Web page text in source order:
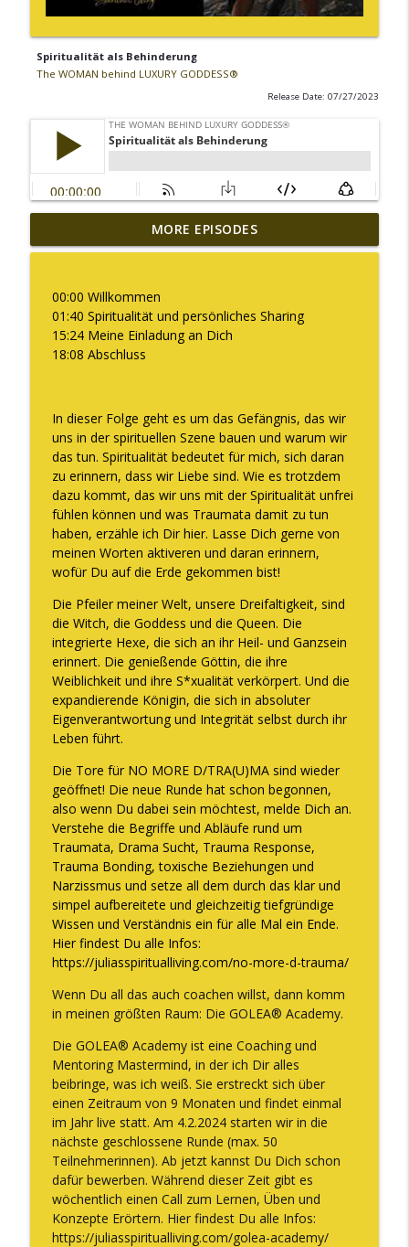
Spiritualität als Behinderung
The WOMAN behind LUXURY GODDESS®
Release Date: 07/27/2023
Warum ich diesen Podcast pausiere
The WOMAN behind LUXURY GODDESS® info_outline
Was es bedeutet "Deine Kapazität zu
erweitern"
The WOMAN behind LUXURY GODDESS®
DAS verändert sich, wenn Du Deine
Weiblichkeit endlich WIRKLICH lebst
The WOMAN behind LUXURY GODDESS®
Wie Frau Sein für Dich purer Reichtum
ist
The WOMAN behind LUXURY GODDESS®
Du brauchst mehr männliche Energie
The WOMAN behind LUXURY GODDESS®
Der Nr. 1 Grund, warum Du Dich wertlos
fühlst und wie Du das ab sofort ändern
kannst
The WOMAN behind LUXURY GODDESS®
info_outline
DER energetische Shift, um 10.000€,
100.000€ oder auch die 1 Million Marke
zu knacken
The WOMAN behind LUXURY GODDESS®
info_outline
Warum Vertrauen aufbauen keine Zeit
braucht und WAS Vertrauen WIRKLICH ist
The WOMAN behind LUXURY GODDESS®
Die Situation in Deutschland und wie Du
dort glücklich sein kannst
The WOMAN behind LUXURY GODDESS®
info_outline
MORE EPISODES
00:00 Willkommen
01:40 Spiritualität und persönliches Sharing
15:24 Meine Einladung an Dich
18:08 Abschluss
In dieser Folge geht es um das Gefängnis, das wir
uns in der spirituellen Szene bauen und warum wir
das tun. Spiritualität bedeutet für mich, sich daran
zu erinnern, dass wir Liebe sind. Wie es trotzdem
dazu kommt, das wir uns mit der Spiritualität unfrei
fühlen können und was Traumata damit zu tun
haben, erzähle ich Dir hier. Lasse Dich gerne von
meinen Worten aktiveren und daran erinnern,
wofür Du auf die Erde gekommen bist!
Die Pfeiler meiner Welt, unsere Dreifaltigkeit, sind
die Witch, die Goddess und die Queen. Die
integrierte Hexe, die sich an ihr Heil- und Ganzsein
erinnert. Die genießende Göttin, die ihre
Weiblichkeit und ihre S*xualität verkörpert. Und die
expandierende Königin, die sich in absoluter
Eigenverantwortung und Integrität selbst durch ihr
Leben führt.
Die Tore für NO MORE D/TRA(U)MA sind wieder
geöffnet! Die neue Runde hat schon begonnen,
also wenn Du dabei sein möchtest, melde Dich an.
Verstehe die Begriffe und Abläufe rund um
Traumata, Drama Sucht, Trauma Response,
Trauma Bonding, toxische Beziehungen und
Narzissmus und setze all dem durch das klar und
simpel aufbereitete und gleichzeitig tiefgründige
Wissen und Verständnis ein für alle Mal ein Ende.
Hier findest Du alle Infos:
https://juliasspiritualliving.com/no-more-d-trauma/
Wenn Du all das auch coachen willst, dann komm
in meinen größten Raum: Die GOLEA® Academy.
Die GOLEA® Academy ist eine Coaching und
Mentoring Mastermind, in der ich Dir alles
beibringe, was ich weiß. Sie erstreckt sich über
einen Zeitraum von 9 Monaten und findet einmal
im Jahr live statt. Am 4.2.2024 starten wir in die
nächste geschlossene Runde (max. 50
Teilnehmerinnen). Ab jetzt kannst Du Dich schon
dafür bewerben. Während dieser Zeit gibt es
wöchentlich einen Call zum Lernen, Üben und
Konzepte Erörtern. Hier findest Du alle Infos:
https://juliasspiritualliving.com/golea-academy/